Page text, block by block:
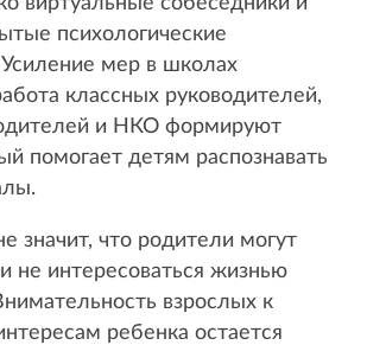
психологические
мер в школах
классных руководителей,
и НКО формируют
помогает детям распознавать
значит, что родители могут
не интересоваться жизнью
взрослых к
ребенка остается